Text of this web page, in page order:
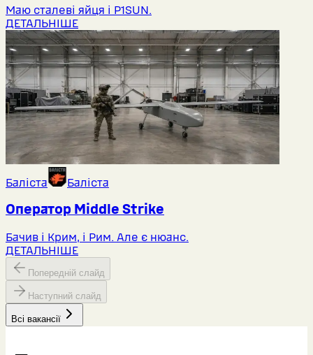
Маю сталеві яйця і P1SUN.
ДЕТАЛЬНІШЕ
Баліста Баліста
Оператор Middlе Strike
Бачив і Крим, і Рим. Але є нюанс.
ДЕТАЛЬНІШЕ
Попередній слайд
Наступний слайд
Всі вакансії